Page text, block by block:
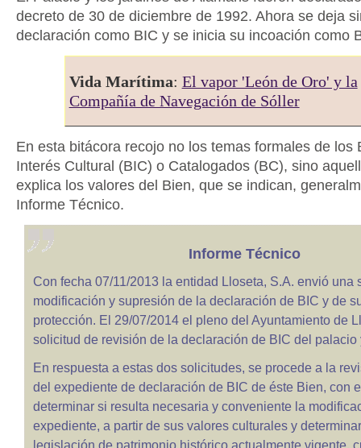
decreto de 30 de diciembre de 1992. Ahora se deja
declaración como BIC y se inicia su incoación como
Vida Marítima: El vapor 'León de Oro' y la
Compañía de Navegación de Sóller
En esta bitácora recojo no los temas formales de los
Interés Cultural (BIC) o Catalogados (BC), sino
explica los valores del Bien, que se indican,
Informe Técnico.
Informe Técnico
Con fecha 07/11/2013 la entidad Lloseta, S.A. envió una
modificación y supresión de la declaración de BIC y de
protección. El 29/07/2014 el pleno del Ayuntamiento de
solicitud de revisión de la declaración de BIC del palacio
En respuesta a estas dos solicitudes, se procede a la
del expediente de declaración de BIC de éste Bien, con
determinar si resulta necesaria y conveniente la
expediente, a partir de sus valores culturales y
legislación de patrimonio histórico actualmente vigente,